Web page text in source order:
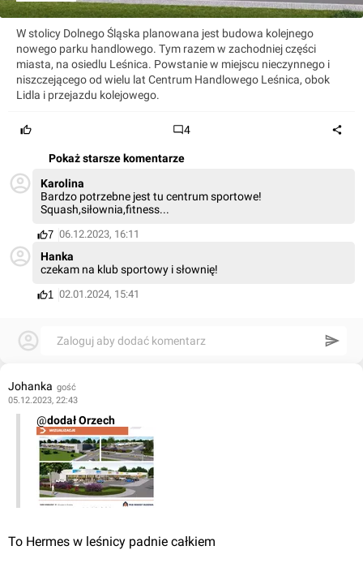
W stolicy Dolnego Śląska planowana jest budowa kolejnego
nowego parku handlowego. Tym razem w zachodniej części
miasta, na osiedlu Leśnica. Powstanie w miejscu nieczynnego i
niszczejącego od wielu lat Centrum Handlowego Leśnica, obok
Lidla i przejazdu kolejowego.
4
Pokaż starsze komentarze
Karolina
Bardzo potrzebne jest tu centrum sportowe!
Squash,siłownia,fitness...
7 06.12.2023, 16:11
Hanka
czekam na klub sportowy i słownię!
1 02.01.2024, 15:41
Zaloguj aby dodać komentarz
Johanka gość
05.12.2023, 22:43
@dodał Orzech
To Hermes w leśnicy padnie całkiem